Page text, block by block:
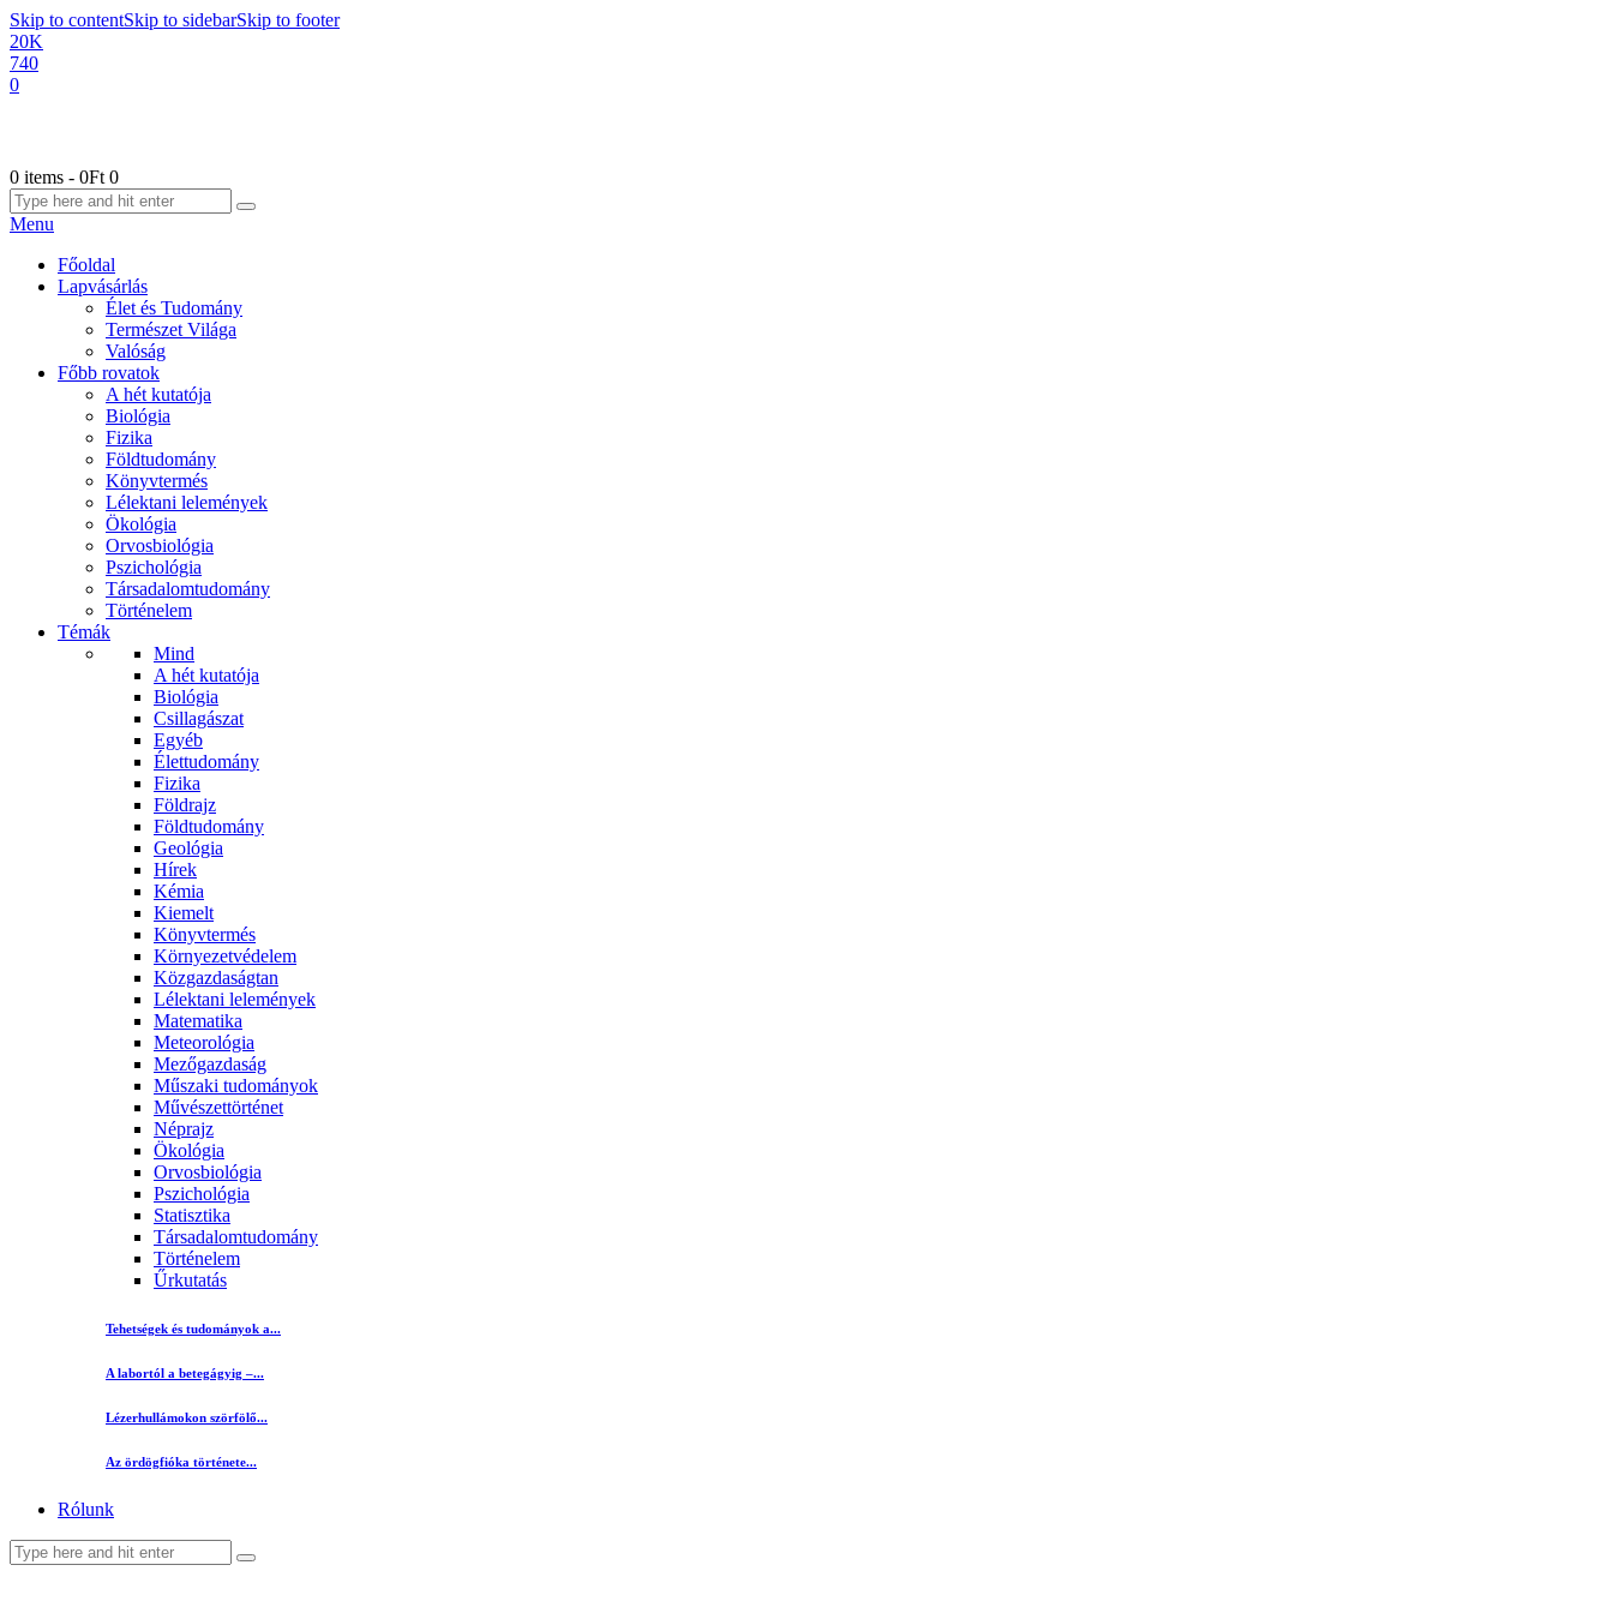
Skip to contentSkip to sidebarSkip to footer
20K
740
0
0 items - 0Ft 0
Menu
Főoldal
Lapvásárlás
Élet és Tudomány
Természet Világa
Valóság
Főbb rovatok
A hét kutatója
Biológia
Fizika
Földtudomány
Könyvtermés
Lélektani lelemények
Ökológia
Orvosbiológia
Pszichológia
Társadalomtudomány
Történelem
Témák
Mind
A hét kutatója
Biológia
Csillagászat
Egyéb
Élettudomány
Fizika
Földrajz
Földtudomány
Geológia
Hírek
Kémia
Kiemelt
Könyvtermés
Környezetvédelem
Közgazdaságtan
Lélektani lelemények
Matematika
Meteorológia
Mezőgazdaság
Műszaki tudományok
Művészettörténet
Néprajz
Ökológia
Orvosbiológia
Pszichológia
Statisztika
Társadalomtudomány
Történelem
Űrkutatás
Tehetségek és tudományok a...
A labortól a betegágyig –...
Lézerhullámokon szörfölő...
Az ördögfióka története...
Rólunk